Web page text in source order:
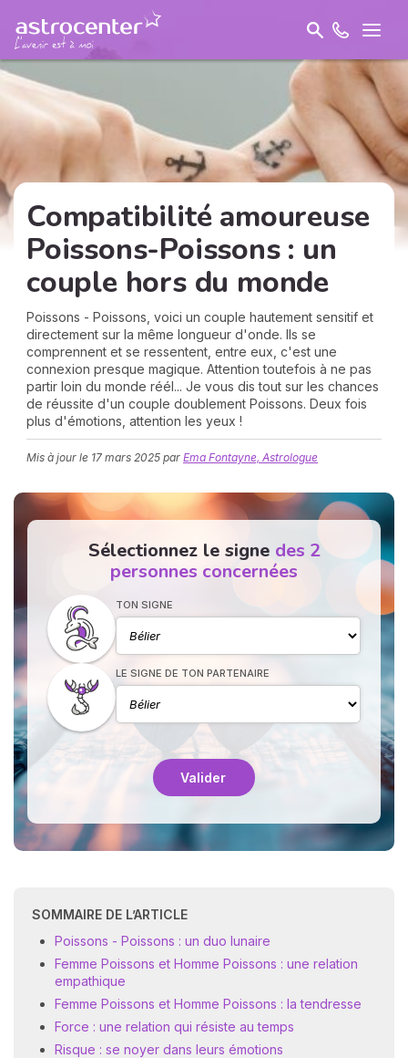
Compatibilité amoureuse
Poissons-Poissons : un
couple hors du monde
Poissons - Poissons, voici un couple hautement sensitif et
directement sur la même longueur d'onde. Ils se
comprennent et se ressentent, entre eux, c'est une
connexion presque magique. Attention toutefois à ne pas
partir loin du monde réél... Je vous dis tout sur les chances
de réussite d'un couple doublement Poissons. Deux fois
plus d'émotions, attention les yeux !
Mis à jour le 17 mars 2025 par Ema Fontayne, Astrologue
Sélectionnez le signe des 2
personnes concernées
TON SIGNE
LE SIGNE DE TON PARTENAIRE
Valider
SOMMAIRE DE L’ARTICLE
Poissons - Poissons : un duo lunaire
Femme Poissons et Homme Poissons : une relation
empathique
Femme Poissons et Homme Poissons : la tendresse
Force : une relation qui résiste au temps
Risque : se noyer dans leurs émotions